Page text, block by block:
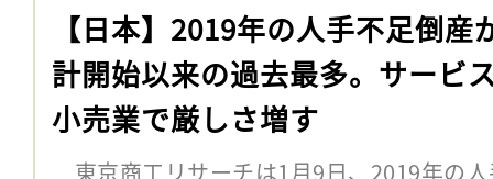
【日本】2019年の人手不足倒産
計開始以来の過去最多。サービ
小売業で厳しさ増す
東京商工リサーチは1月9日、2019年の